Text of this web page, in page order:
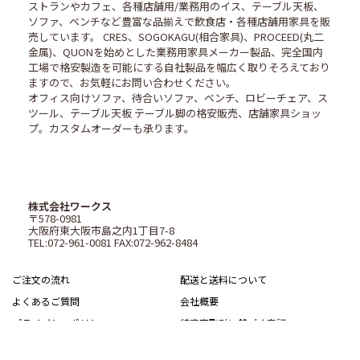
ストランやカフェ、各種店舗用/業務用のイス、テーブル天板、
ソファ、ベンチなど豊富な品揃えで飲食店・各種店舗用家具を販
売しています。 CRES、SOGOKAGU(相合家具)、PROCEED(丸二
金属)、QUONを始めとした業務用家具メーカー製品、完全国内
工場で格安製造を可能にする自社製品を幅広く取りそろえており
ますので、お気軽にお問い合わせください。
オフィス向けソファ、待合いソファ、ベンチ、ロビーチェア、ス
ツール、テーブル天板 テーブル脚の格安販売、店舗家具ショッ
プ。カスタムオーダーも承ります。
株式会社ワークス
〒578-0981
大阪府東大阪市島之内1丁目7-8
TEL:072-961-0081 FAX:072-962-8484
ご注文の流れ
配送と送料について
よくあるご質問
会社概要
プライバシーポリシー
特定商取引に基づく表記